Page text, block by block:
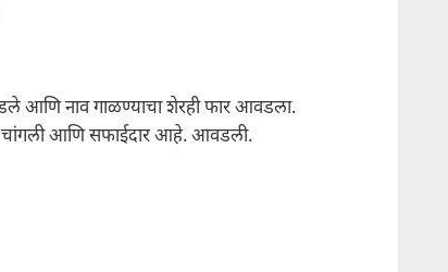
आणि नाव गाळण्याचा शेरही फार आवडला.
आणि सफाईदार आहे. आवडली.